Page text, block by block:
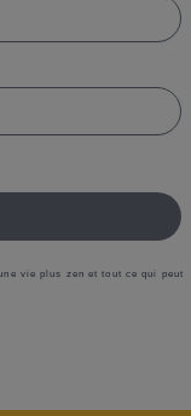
vie plus zen et tout ce qui peut